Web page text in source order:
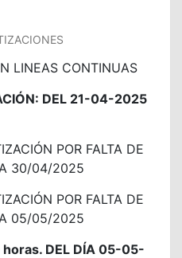
LINEAS CONTINUAS
DEL 21-04-2025
POR FALTA DE
30/04/2025
POR FALTA DE
05/05/2025
horas. DEL DÍA 05-05-